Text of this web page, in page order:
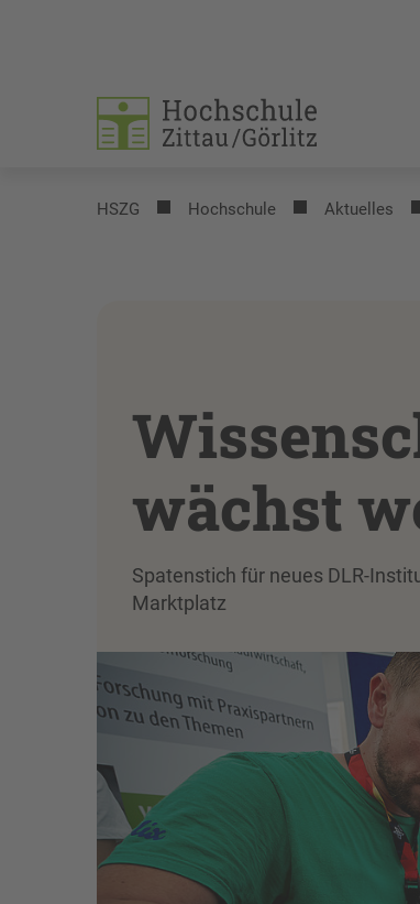
HSZG Hochschule Aktuelles
wächst
Spatenstich für neues DLR-
Marktplatz